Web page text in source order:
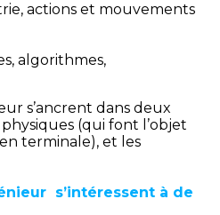
actions et mouvements
algorithmes,
s’ancrent dans deux
physiques (qui font l’objet
terminale), et les
s’intéressent à de